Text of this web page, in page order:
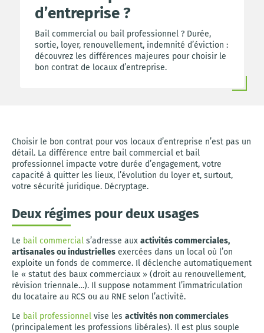
d’entreprise ?
Bail commercial ou bail professionnel ? Durée,
sortie, loyer, renouvellement, indemnité d’éviction :
découvrez les différences majeures pour choisir le
bon contrat de locaux d’entreprise.
Choisir le bon contrat pour vos locaux d’entreprise n’est pas un
détail. La différence entre bail commercial et bail
professionnel impacte votre durée d’engagement, votre
capacité à quitter les lieux, l’évolution du loyer et, surtout,
votre sécurité juridique. Décryptage.
Deux régimes pour deux usages
Le bail commercial s’adresse aux activités commerciales,
artisanales ou industrielles exercées dans un local où l’on
exploite un fonds de commerce. Il déclenche automatiquement
le « statut des baux commerciaux » (droit au renouvellement,
révision triennale…). Il suppose notamment l’immatriculation
du locataire au RCS ou au RNE selon l’activité.
Le bail professionnel vise les activités non commerciales
(principalement les professions libérales). Il est plus souple